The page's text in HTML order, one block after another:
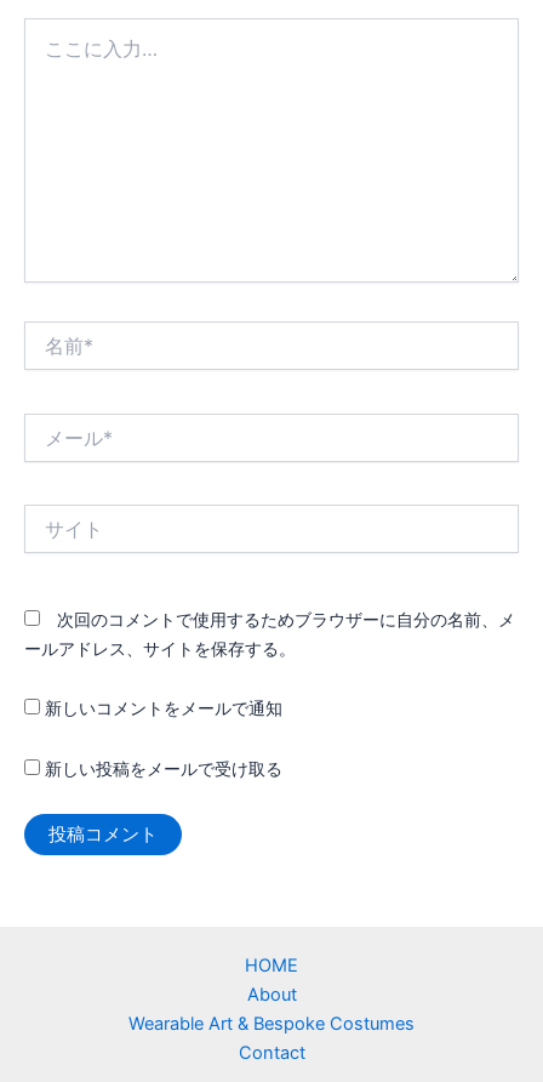
次回のコメントで使用するためブラウザーに自分の名前、メ
ールアドレス、サイトを保存する。
新しいコメントをメールで通知
新しい投稿をメールで受け取る
HOME
About
Wearable Art & Bespoke Costumes
Contact